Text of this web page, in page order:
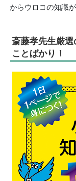
からウロコの知識
斎藤孝先生厳
ことばかり！